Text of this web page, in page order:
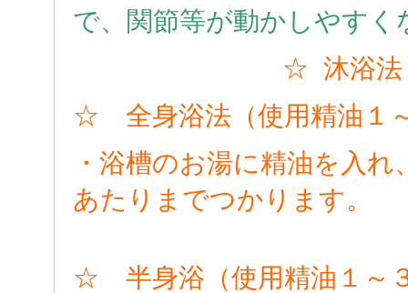
で、関節等が動かしやすく
☆ 沐浴
☆ 全身浴法（使用精油１
・浴槽のお湯に精油を入
あたりまでつかります。
☆ 半身浴（使用精油１～